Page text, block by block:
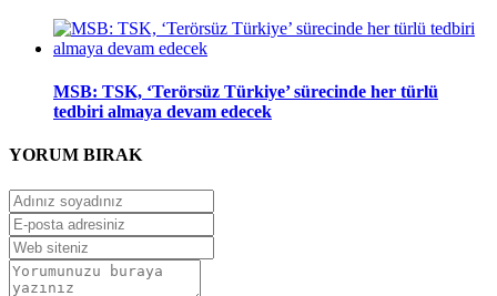
MSB: TSK, ‘Terörsüz Türkiye’ sürecinde her türlü
tedbiri almaya devam edecek
YORUM BIRAK